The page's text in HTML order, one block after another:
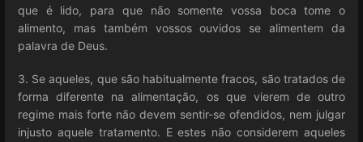
que é lido, para que não somente vossa boca tome o
alimento, mas também vossos ouvidos se alimentem da
palavra de Deus.
3. Se aqueles, que são habitualmente fracos, são tratados de
forma diferente na alimentação, os que vierem de outro
regime mais forte não devem sentir-se ofendidos, nem julgar
injusto aquele tratamento. E estes não considerem aqueles